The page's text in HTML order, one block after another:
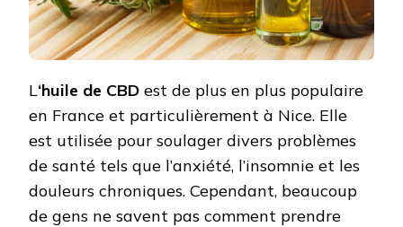
L‘huile de CBD est de plus en plus populaire
en France et particulièrement à Nice. Elle
est utilisée pour soulager divers problèmes
de santé tels que l’anxiété, l’insomnie et les
douleurs chroniques. Cependant, beaucoup
de gens ne savent pas comment prendre